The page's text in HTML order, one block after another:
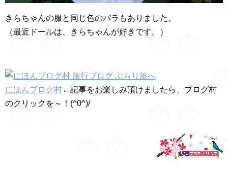
きらちゃんの服と同じ色のバラもありました。
（最近ドールは、きらちゃんが好きです。）
にほんブログ村←記事をお楽しみ頂けましたら、ブログ村
のクリックを～！(^0^)/